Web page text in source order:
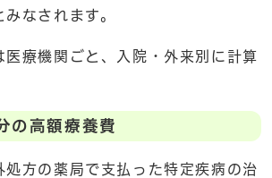
なされます。
医療機関ごと、入院・外来別に計算
の高額療養費
処方の薬局で支払った特定疾病の治